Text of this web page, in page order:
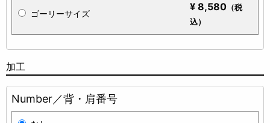
ゴーリーサイズ
¥ 8,580 （税
込）
加工
Number／背・肩番号